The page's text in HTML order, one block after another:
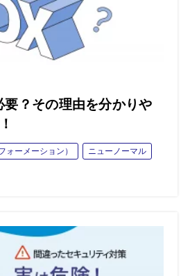
？その理由を分かりや
ォーメーション） ニューノーマル